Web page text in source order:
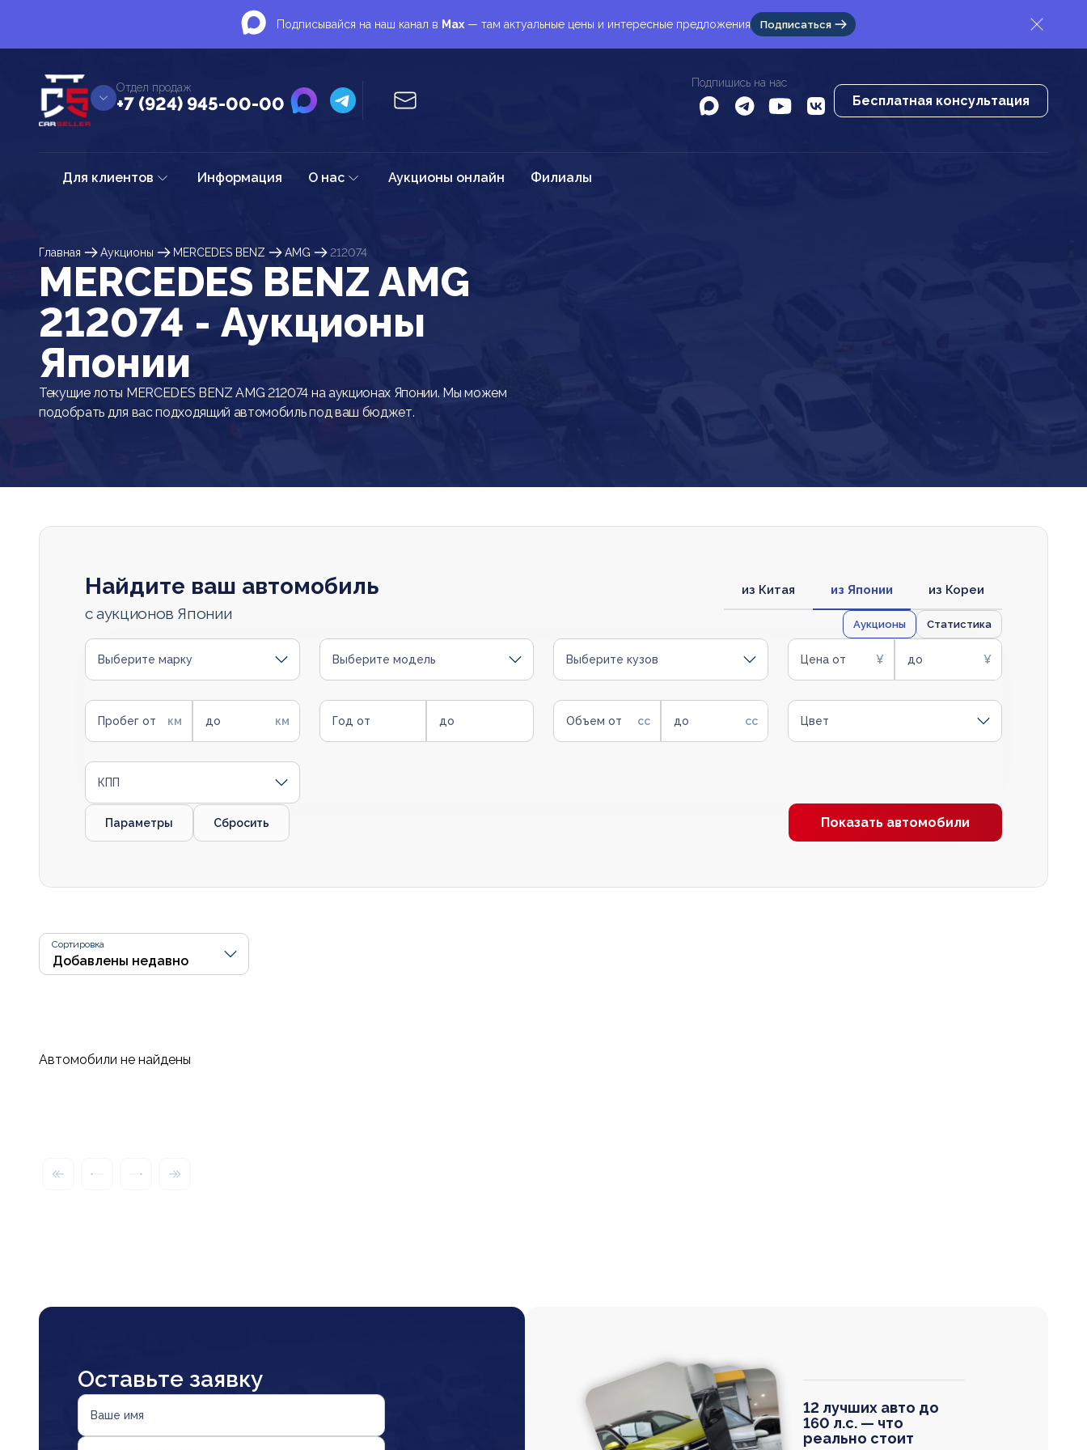
Подписывайся на наш канал в Max — там актуальные цены и интересные предложения Подписаться
Отдел продаж
+7 (924) 945-00-00
Подпишись на нас
Бесплатная консультация
Для клиентов Информация О нас Аукционы онлайн Филиалы
Главная Аукционы MERCEDES BENZ AMG 212074
MERCEDES BENZ AMG
212074 - Аукционы
Японии
Текущие лоты MERCEDES BENZ AMG 212074 на аукционах Японии. Мы можем
подобрать для вас подходящий автомобиль под ваш бюджет.
Найдите ваш автомобиль
с аукционов Японии
из Китая из Японии из Кореи
Аукционы Статистика
Выберите марку Выберите модель Выберите кузов Цена от до
Пробег от до Год от до Объем от до Цвет
КПП
Параметры Сбросить Показать автомобили
Сортировка
Автомобили не найдены
Оставьте заявку
Ваше имя
12 лучших авто до
160 л.с. — что
реально стоит